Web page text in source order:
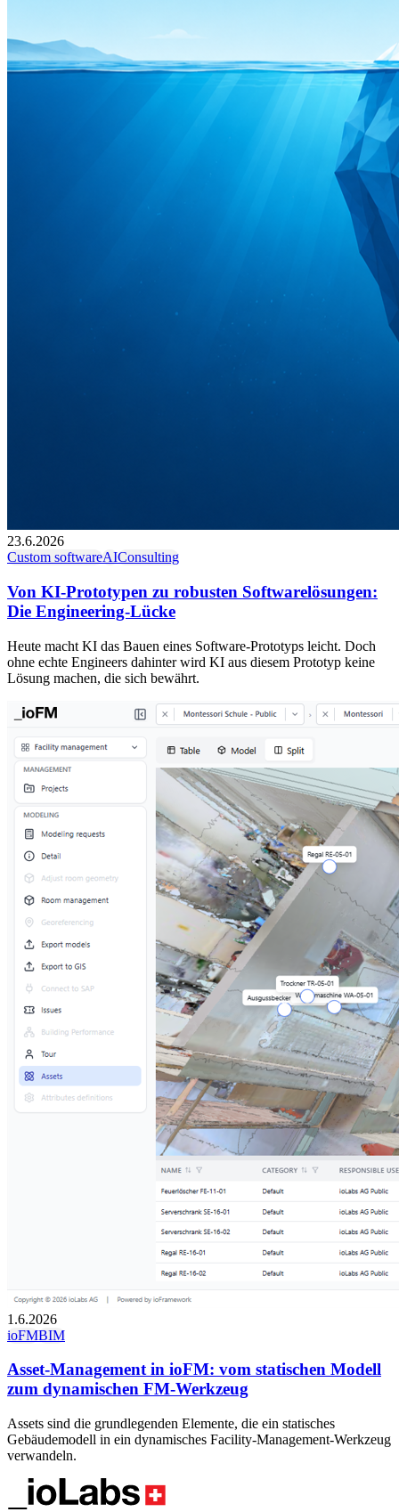
23.6.2026
Custom softwareAIConsulting
Von KI-Prototypen zu robusten Softwarelösungen:
Die Engineering-Lücke
Heute macht KI das Bauen eines Software-Prototyps leicht. Doch
ohne echte Engineers dahinter wird KI aus diesem Prototyp keine
Lösung machen, die sich bewährt.
1.6.2026
ioFMBIM
Asset-Management in ioFM: vom statischen Modell
zum dynamischen FM-Werkzeug
Assets sind die grundlegenden Elemente, die ein statisches
Gebäudemodell in ein dynamisches Facility-Management-Werkzeug
verwandeln.